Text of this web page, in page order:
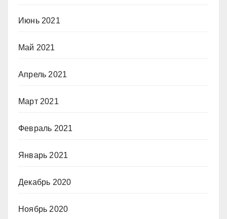
Июнь 2021
Май 2021
Апрель 2021
Март 2021
Февраль 2021
Январь 2021
Декабрь 2020
Ноябрь 2020